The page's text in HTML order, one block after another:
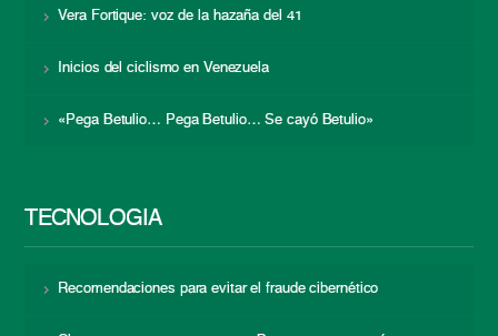
Vera Fortique: voz de la hazaña del 41
Inicios del ciclismo en Venezuela
«Pega Betulio… Pega Betulio… Se cayó Betulio»
TECNOLOGÍA
Recomendaciones para evitar el fraude cibernético